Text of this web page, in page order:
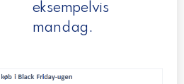
eksempelvis
mandag.